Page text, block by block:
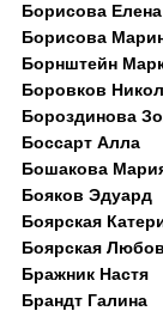
Борисова Елена
Борисова
Борнштейн
Боровков
Бороздинова
Боссарт Алла
Бошакова
Бояков Эдуард
Боярская
Боярская
Бражник Настя
Брандт Галина